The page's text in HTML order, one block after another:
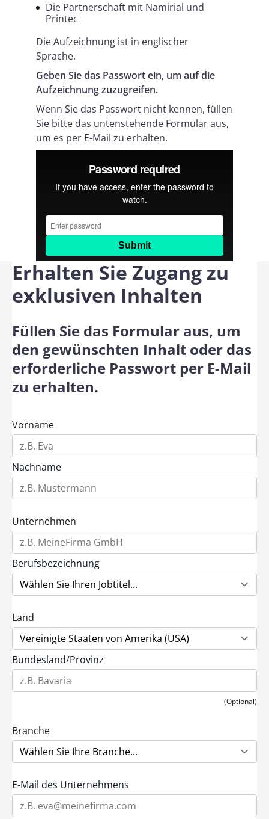
Die Partnerschaft mit Namirial und
Printec
Die Aufzeichnung ist in englischer
Sprache.
Geben Sie das Passwort ein, um auf die
Aufzeichnung zuzugreifen.
Wenn Sie das Passwort nicht kennen, füllen
Sie bitte das untenstehende Formular aus,
um es per E-Mail zu erhalten.
Erhalten Sie Zugang zu
exklusiven Inhalten
Füllen Sie das Formular aus, um
den gewünschten Inhalt oder das
erforderliche Passwort per E-Mail
zu erhalten.
Vorname
Nachname
Unternehmen
Berufsbezeichnung
Land
Bundesland/Provinz
(Optional)
Branche
E-Mail des Unternehmens